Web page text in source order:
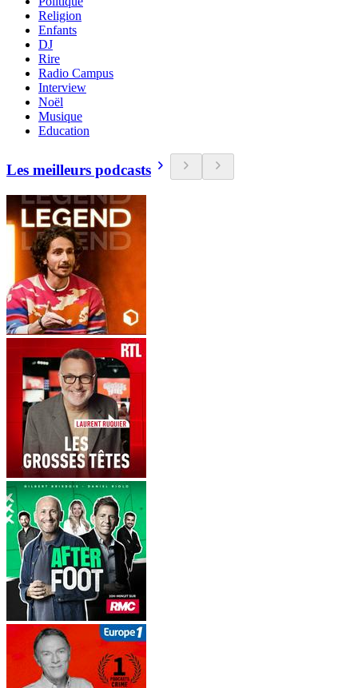
Religion
Enfants
DJ
Rire
Radio Campus
Interview
Noël
Musique
Education
Les meilleurs podcasts